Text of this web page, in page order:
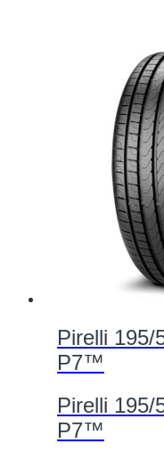
Pirelli 195/
P7™
Pirelli 195/
P7™